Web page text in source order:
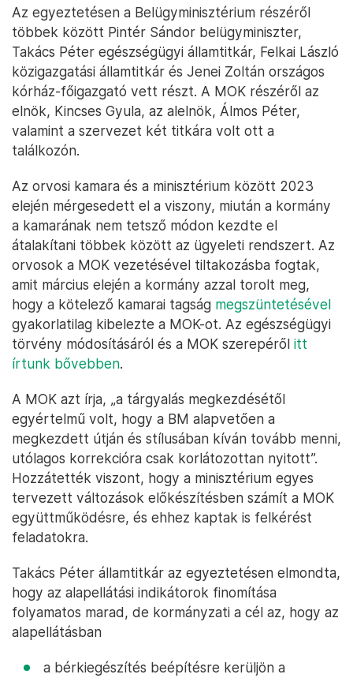
Az egyeztetésen a Belügyminisztérium részéről
többek között Pintér Sándor belügyminiszter,
Takács Péter egészségügyi államtitkár, Felkai László
közigazgatási államtitkár és Jenei Zoltán országos
kórház-főigazgató vett részt. A MOK részéről az
elnök, Kincses Gyula, az alelnök, Álmos Péter,
valamint a szervezet két titkára volt ott a
találkozón.
Az orvosi kamara és a minisztérium között 2023
elején mérgesedett el a viszony, miután a kormány
a kamarának nem tetsző módon kezdte el
átalakítani többek között az ügyeleti rendszert. Az
orvosok a MOK vezetésével tiltakozásba fogtak,
amit március elején a kormány azzal torolt meg,
hogy a kötelező kamarai tagság megszüntetésével
gyakorlatilag kibelezte a MOK-ot. Az egészségügyi
törvény módosításáról és a MOK szerepéről itt
írtunk bővebben.
A MOK azt írja, „a tárgyalás megkezdésétől
egyértelmű volt, hogy a BM alapvetően a
megkezdett útján és stílusában kíván tovább menni,
utólagos korrekcióra csak korlátozottan nyitott”.
Hozzátették viszont, hogy a minisztérium egyes
tervezett változások előkészítésben számít a MOK
együttműködésre, és ehhez kaptak is felkérést
feladatokra.
Takács Péter államtitkár az egyeztetésen elmondta,
hogy az alapellátási indikátorok finomítása
folyamatos marad, de kormányzati a cél az, hogy az
alapellátásban
a bérkiegészítés beépítésre kerüljön a